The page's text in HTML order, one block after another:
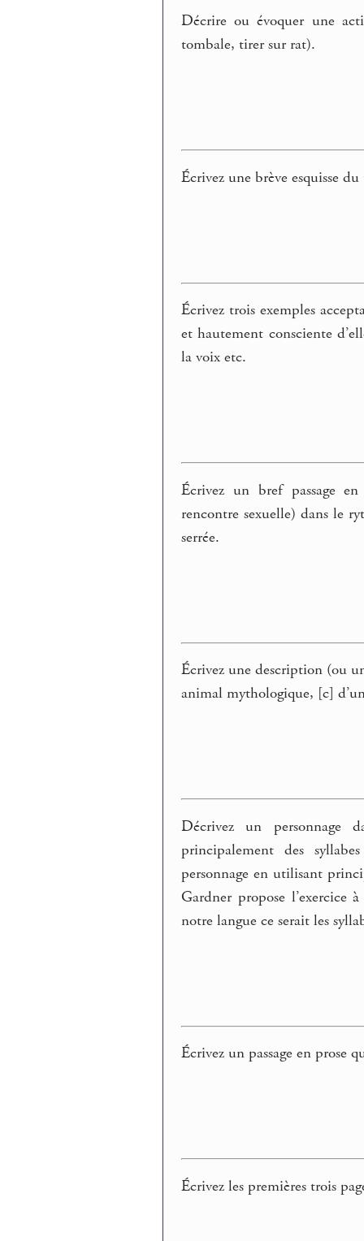
Décrire ou évoquer une
tombale, tirer sur rat).
Écrivez une brève esquisse
Écrivez trois exemples
et hautement consciente
la voix etc.
Écrivez un bref passage
rencontre sexuelle) dans le
serrée.
Écrivez une description (ou
animal mythologique, [c]
Décrivez un personnage
principalement des
personnage en utilisant
Gardner propose l’exercice
notre langue ce serait les
Écrivez un passage en prose
Écrivez les premières trois